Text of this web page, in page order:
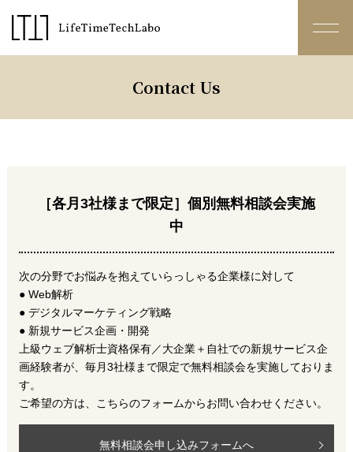
Contact Us
［各月3社様まで限定］個別無料相談会実施
中
次の分野でお悩みを抱えていらっしゃる企業様に対して
● Web解析
● デジタルマーケティング戦略
● 新規サービス企画・開発
上級ウェブ解析士資格保有／大企業＋自社での新規サービス企
画経験者が、毎月3社様まで限定で無料相談会を実施しておりま
す。
ご希望の方は、こちらのフォームからお問い合わせください。
無料相談会申し込みフォームへ